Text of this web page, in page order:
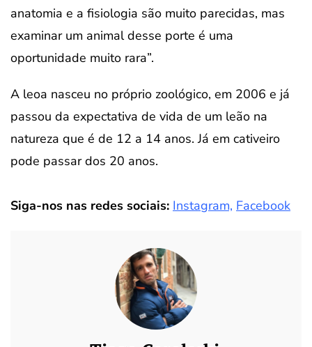
anatomia e a fisiologia são muito parecidas, mas
examinar um animal desse porte é uma
oportunidade muito rara”.
A leoa nasceu no próprio zoológico, em 2006 e já
passou da expectativa de vida de um leão na
natureza que é de 12 a 14 anos. Já em cativeiro
pode passar dos 20 anos.
Siga-nos nas redes sociais: Instagram, Facebook